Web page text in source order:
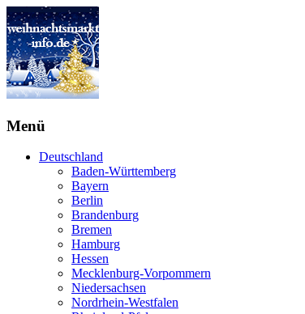
Menü
Deutschland
Baden-Württemberg
Bayern
Berlin
Brandenburg
Bremen
Hamburg
Hessen
Mecklenburg-Vorpommern
Niedersachsen
Nordrhein-Westfalen